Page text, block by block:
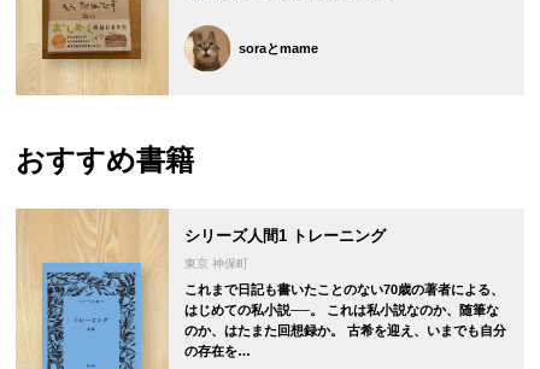
soraとmame
おすすめ書籍
シリーズ人間1 トレーニング
東京 神保町
これまで日記も書いたことのない70歳の著者による、
はじめての私小説──。 これは私小説なのか、随筆な
のか、はたまた回想録か。 古希を迎え、いまでも自分
の存在を…